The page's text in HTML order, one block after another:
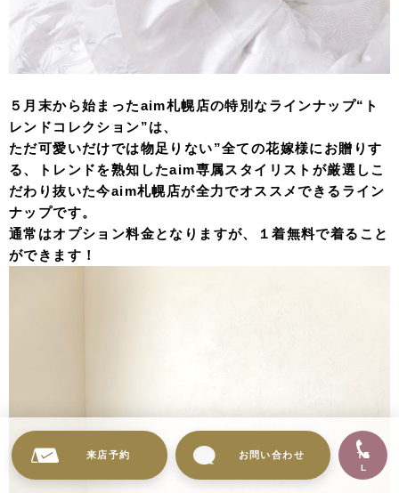
来店予約 お問い合わせ
TE
L